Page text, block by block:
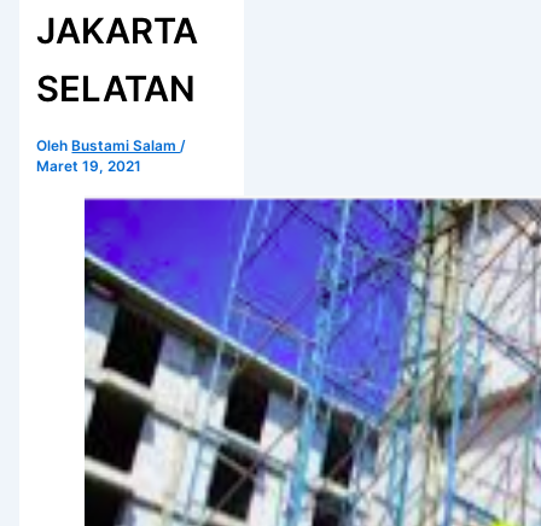
JAKARTA
SELATAN
Oleh Bustami Salam/
Maret 19, 2021